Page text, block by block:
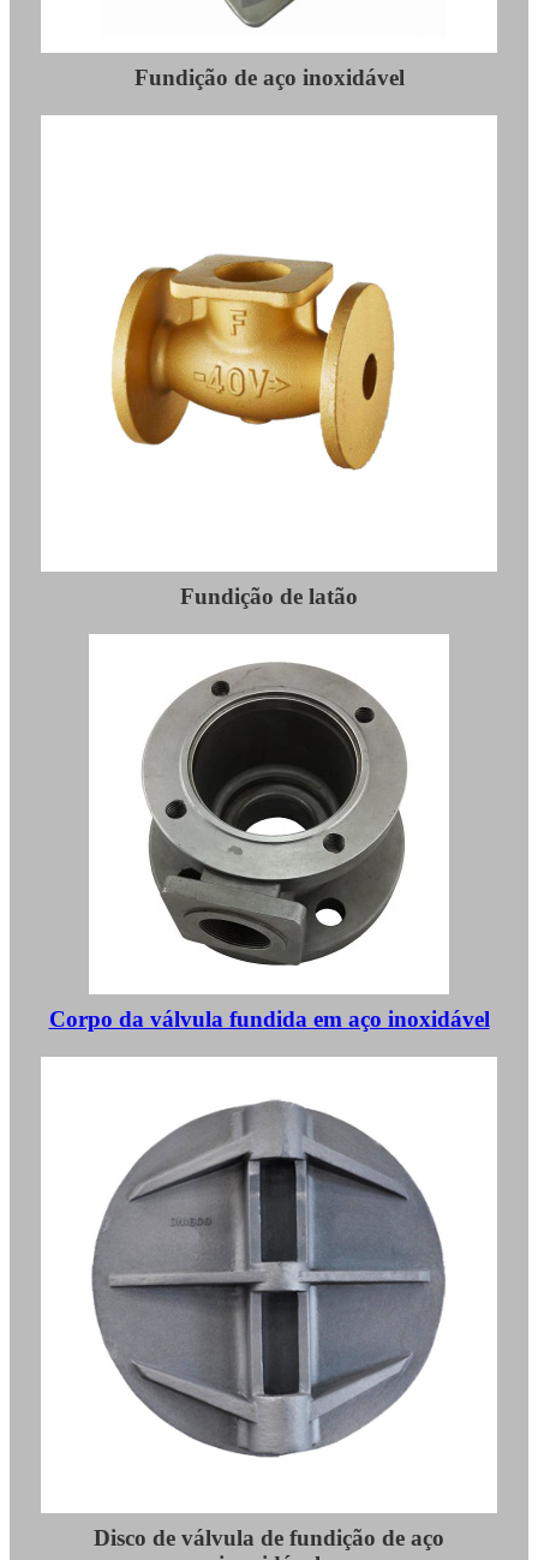
Fundição de aço inoxidável
Fundição de latão
Corpo da válvula fundida em aço inoxidável
Disco de válvula de fundição de aço